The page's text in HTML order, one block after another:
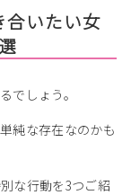
合いたい女
でしょう。
純な存在なのかも
な行動を3つご紹